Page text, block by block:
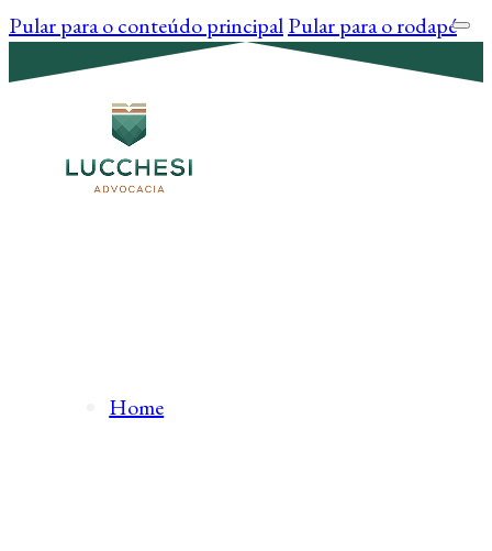
Pular para o conteúdo principalPular para o rodapé
Home